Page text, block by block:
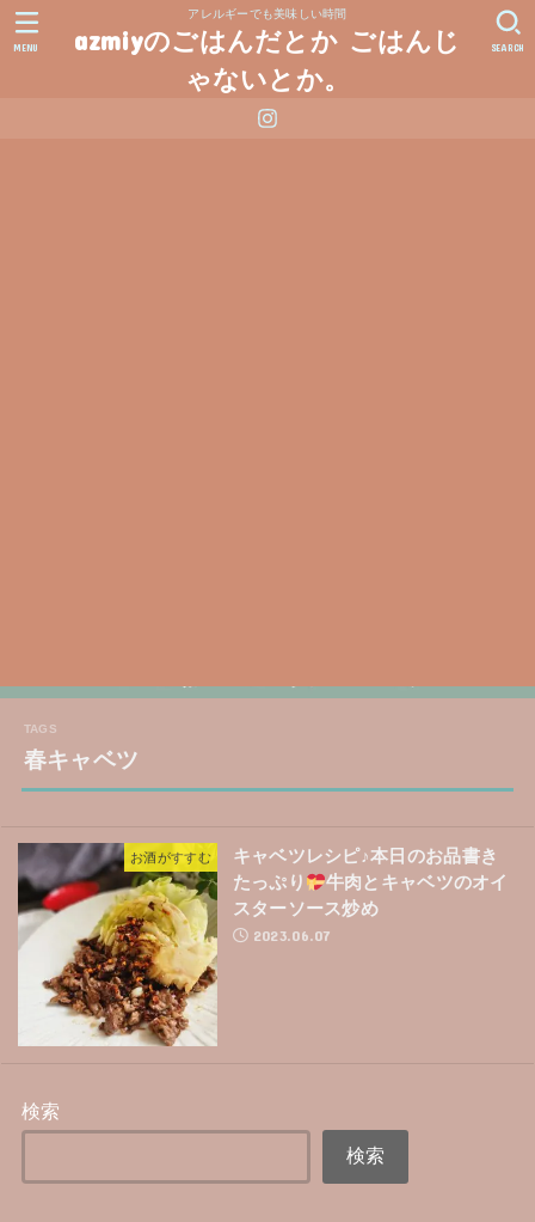
アレルギーでも美味しい時間
azmiyのごはんだとか ごはんじ
ゃないとか。
SEARCH
MENU
春キャベツ
お酒がすすむ
キャベツレシピ♪本日のお品書き
たっぷり
牛肉とキャベツのオイ
スターソース炒め
2023.06.07
検索
検索